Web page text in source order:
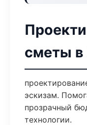
сметы в
эскизам.
прозрачный
технологии.